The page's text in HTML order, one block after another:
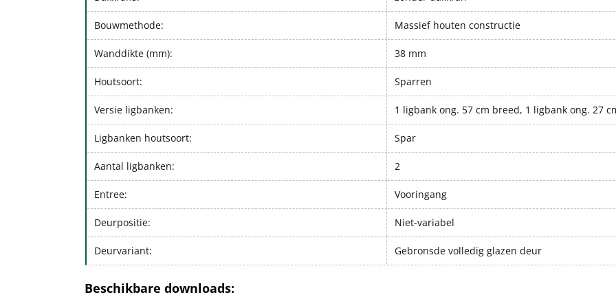
Bouwmethode: Massief houten constructie
Wanddikte (mm): 38 mm
Houtsoort: Sparren
Versie ligbanken: 1 ligbank ong. 57 cm breed, 1 ligbank ong. 27
Ligbanken houtsoort: Spar
Aantal ligbanken: 2
Entree: Vooringang
Deurpositie: Niet-variabel
Deurvariant: Gebronsde volledig glazen deur
Beschikbare downloads: